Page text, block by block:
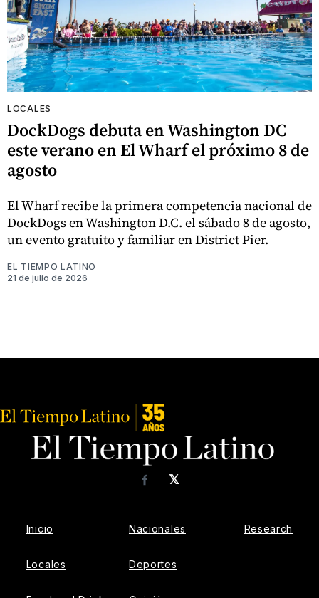
LOCALES
DockDogs debuta en Washington DC
este verano en El Wharf el próximo 8 de
agosto
El Wharf recibe la primera competencia nacional de
DockDogs en Washington D.C. el sábado 8 de agosto,
un evento gratuito y familiar en District Pier.
EL TIEMPO LATINO
21 de julio de 2026
𝕏
Facebook
Inicio
Locales
Nacionales
Deportes
Research